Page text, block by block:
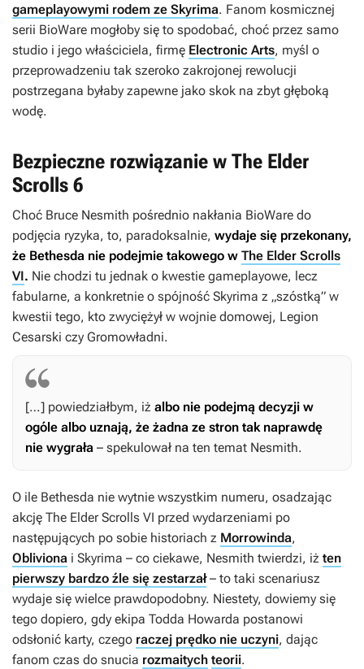
gameplayowymi rodem ze Skyrima. Fanom kosmicznej
serii BioWare mogłoby się to spodobać, choć przez samo
studio i jego właściciela, firmę Electronic Arts, myśl o
przeprowadzeniu tak szeroko zakrojonej rewolucji
postrzegana byłaby zapewne jako skok na zbyt głęboką
wodę.
Bezpieczne rozwiązanie w The Elder
Scrolls 6
Choć Bruce Nesmith pośrednio nakłania BioWare do
podjęcia ryzyka, to, paradoksalnie, wydaje się przekonany,
że Bethesda nie podejmie takowego w The Elder Scrolls
VI. Nie chodzi tu jednak o kwestie gameplayowe, lecz
fabularne, a konkretnie o spójność Skyrima z „szóstką” w
kwestii tego, kto zwyciężył w wojnie domowej, Legion
Cesarski czy Gromowładni.
[…] powiedziałbym, iż albo nie podejmą decyzji w
ogóle albo uznają, że żadna ze stron tak naprawdę
nie wygrała – spekulował na ten temat Nesmith.
O ile Bethesda nie wytnie wszystkim numeru, osadzając
akcję The Elder Scrolls VI przed wydarzeniami po
następujących po sobie historiach z Morrowinda,
Obliviona i Skyrima – co ciekawe, Nesmith twierdzi, iż ten
pierwszy bardzo źle się zestarzał– to taki scenariusz
wydaje się wielce prawdopodobny. Niestety, dowiemy się
tego dopiero, gdy ekipa Todda Howarda postanowi
odsłonić karty, czego raczej prędko nie uczyni, dając
fanom czas do snucia rozmaitych teorii.